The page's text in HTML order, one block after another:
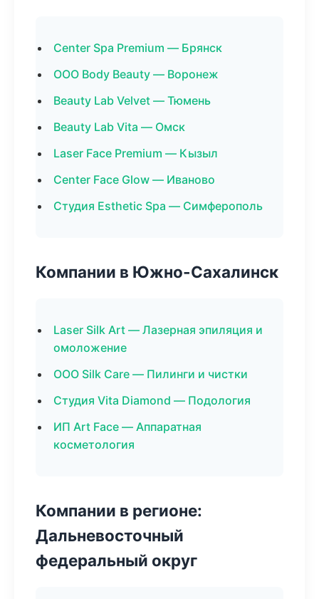
Center Spa Premium — Брянск
ООО Body Beauty — Воронеж
Beauty Lab Velvet — Тюмень
Beauty Lab Vita — Омск
Laser Face Premium — Кызыл
Center Face Glow — Иваново
Студия Esthetic Spa — Симферополь
Компании в Южно-Сахалинск
Laser Silk Art — Лазерная эпиляция и
омоложение
ООО Silk Care — Пилинги и чистки
Студия Vita Diamond — Подология
ИП Art Face — Аппаратная
косметология
Компании в регионе:
Дальневосточный
федеральный округ